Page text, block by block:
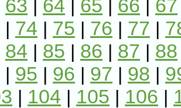
63|64|65|66|67
|74|75|76|77|
84|85|86|87|88
|95|96|97|98|
|104|105|106|